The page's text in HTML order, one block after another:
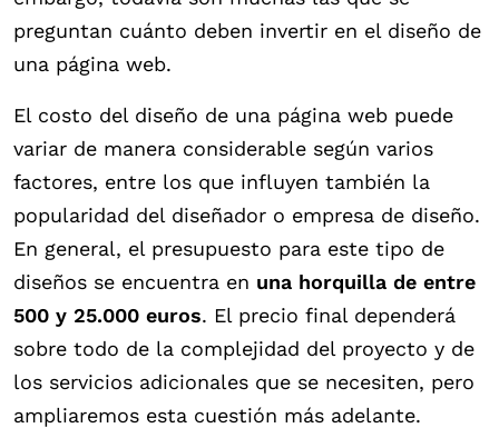
preguntan cuánto deben invertir en el diseño de
una página web.
El costo del diseño de una página web puede
variar de manera considerable según varios
factores, entre los que influyen también la
popularidad del diseñador o empresa de diseño.
En general, el presupuesto para este tipo de
diseños se encuentra en una horquilla de entre
500 y 25.000 euros. El precio final dependerá
sobre todo de la complejidad del proyecto y de
los servicios adicionales que se necesiten, pero
ampliaremos esta cuestión más adelante.